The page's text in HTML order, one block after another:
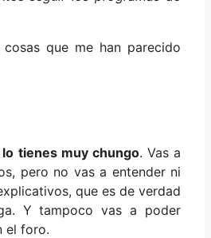
que me han parecido
tienes muy chungo. Vas a
pero no vas a entender ni
que es de verdad
Y tampoco vas a poder
el foro.